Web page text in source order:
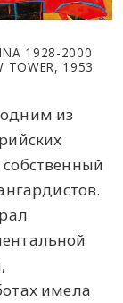
1928-2000
TOWER, 1953
из
имела